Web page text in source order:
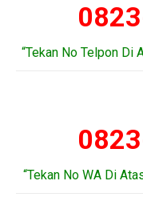
“Tekan No Telpon Di
“Tekan No WA Di